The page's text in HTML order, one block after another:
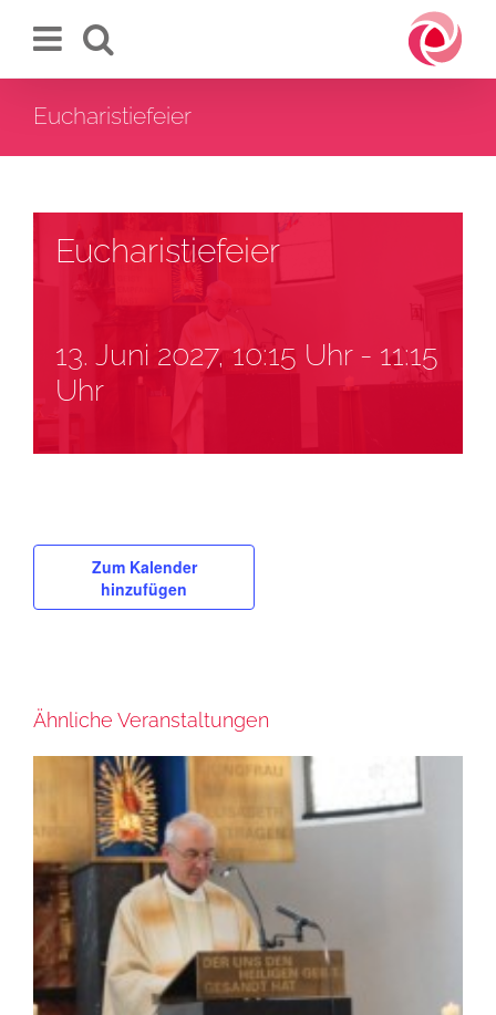
Inhalt
Eucharistiefeier
Eucharistiefeier
13. Juni 2027, 10:15 Uhr- 11:15
Uhr
Zum Kalender
hinzufügen
Ähnliche Veranstaltungen